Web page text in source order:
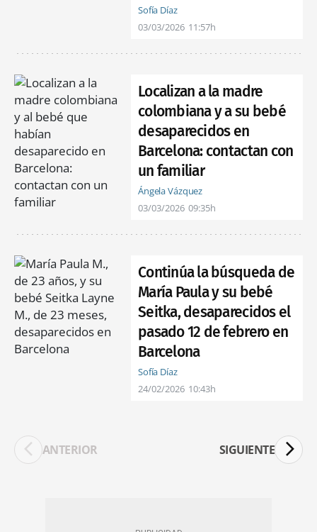
Sofía Díaz
03/03/2026 11:57h
Localizan a la madre
colombiana y a su bebé
desaparecidos en
Barcelona: contactan con
un familiar
Ángela Vázquez
03/03/2026 09:35h
Continúa la búsqueda de
María Paula y su bebé
Seitka, desaparecidos el
pasado 12 de febrero en
Barcelona
Sofía Díaz
24/02/2026 10:43h
ANTERIOR SIGUIENTE